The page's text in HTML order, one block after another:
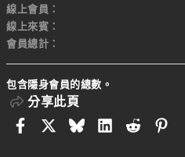
線上會員
線上來賓
會員總計
包含隱身會員的總數。
分享此頁
FacebookBlueskyLinkedIn
Reddit